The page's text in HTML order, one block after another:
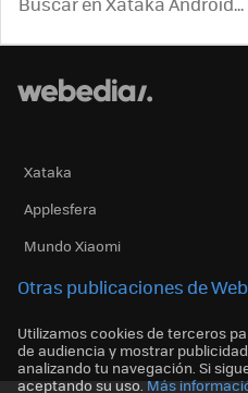
Xataka
Applesfera
Mundo Xiaomi
Otras publicaciones de
Utilizamos cookies de terceros
de audiencia y mostrar
analizando tu navegación. Si
aceptando su uso. Más